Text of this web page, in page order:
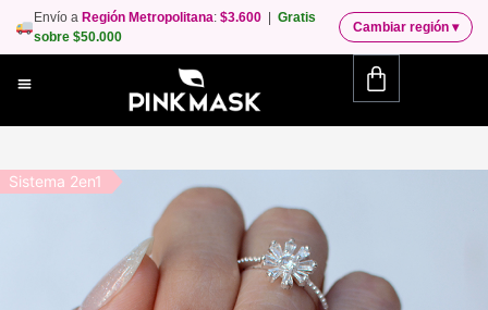
Envío a Región Metropolitana:$3.600 |Gratis
sobre $50.000
Cambiar región ▾
Sistema 2en1